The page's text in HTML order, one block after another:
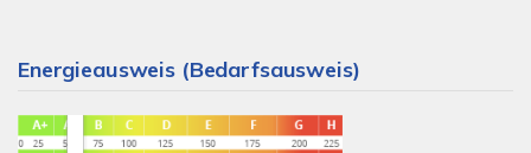
Energieausweis (Bedarfsausweis)